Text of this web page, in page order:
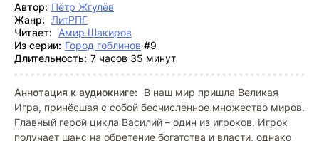
Автор: Пётр Жгулёв
Жанр:
ЛитРПГ
Читает:
Амир Шакиров
Из серии: Город гоблинов #9
Длительность: 7 часов 35 минут
Аннотация к аудиокниге:
В наш мир пришла Великая
Игра, принёсшая с собой бесчисленное множество миров.
Главный герой цикла Василий – один из игроков. Игрок
получает шанс на обретение богатства и власти, однако